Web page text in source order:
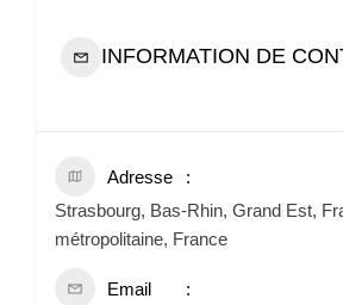
INFORMATION DE
Adresse
Strasbourg, Bas-Rhin, Grand Est,
métropolitaine, France
Email